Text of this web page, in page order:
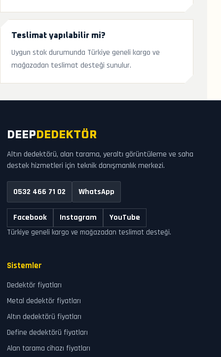
Teslimat yapılabilir mi?
Uygun stok durumunda Türkiye geneli kargo ve
mağazadan teslimat desteği sunulur.
DEEP DEDEKTÖR
Altın dedektörü, alan tarama, yeraltı görüntüleme ve saha
destek hizmetleri için teknik danışmanlık merkezi.
0532 466 71 02 WhatsApp
Facebook Instagram YouTube
Türkiye geneli kargo ve mağazadan teslimat desteği.
Sistemler
Dedektör fiyatları
Metal dedektör fiyatları
Altın dedektörü fiyatları
Define dedektörü fiyatları
Alan tarama cihazı fiyatları